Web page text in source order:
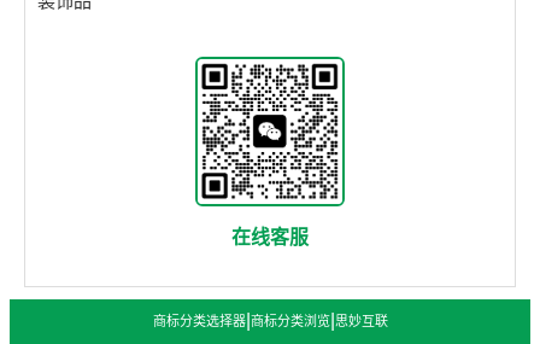
在线客服
商标分类选择器| 商标分类浏览| 思妙互联